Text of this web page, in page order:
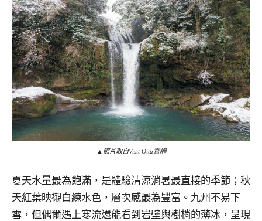
▲照片取自Visit Oita官網
夏天水量最為飽滿，是體驗清涼消暑最直接的季節；秋
天紅葉映襯白練水色，層次感最為豐富。九州不易下
雪，但偶爾遇上寒流還能看到岩壁與樹梢的薄冰，呈現